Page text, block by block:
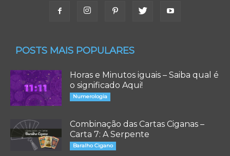
POSTS MAIS POPULARES
Horas e Minutos iguais – Saiba qual é
o significado Aqui!
Numerologia
Combinação das Cartas Ciganas –
Carta 7: A Serpente
Baralho Cigano